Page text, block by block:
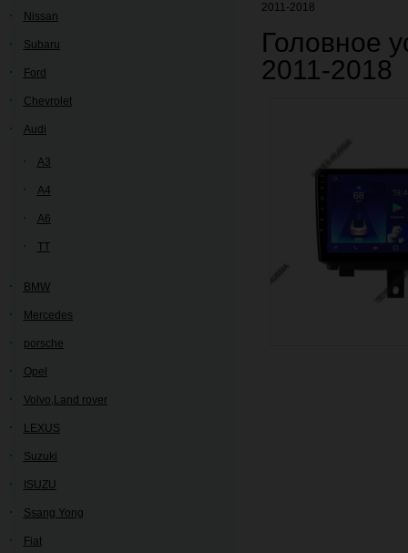
Nissan
Subaru
Ford
Chevrolet
Audi
A3
A4
A6
TT
BMW
Mercedes
porsche
Opel
Volvo,Land rover
LEXUS
Suzuki
ISUZU
Ssang Yong
Fiat
2011-2018
Головное
2011-2018